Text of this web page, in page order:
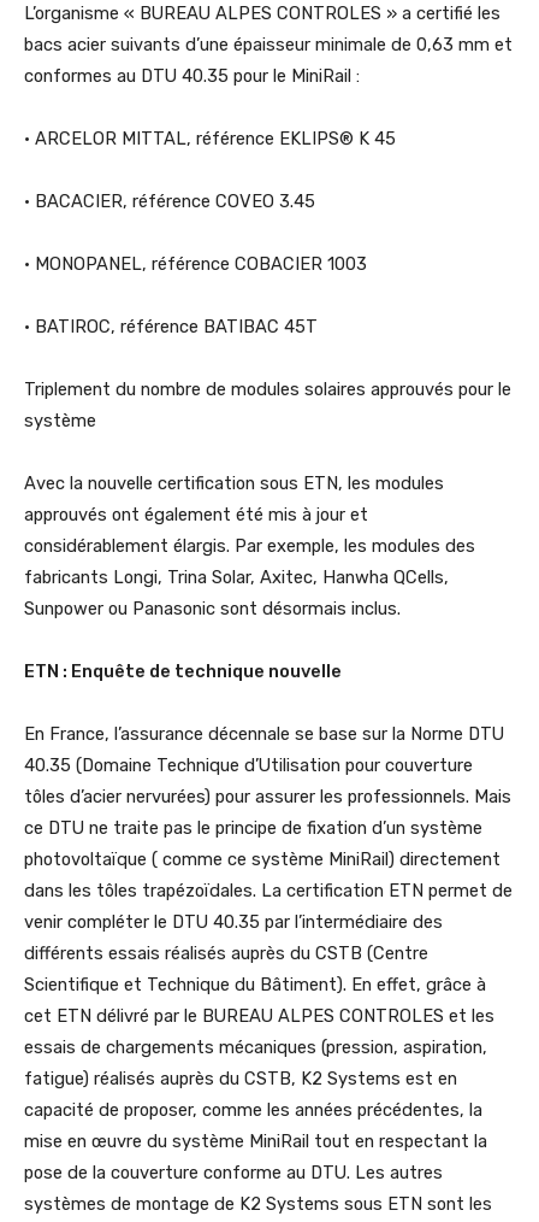
L’organisme « BUREAU ALPES CONTROLES » a certifié les
bacs acier suivants d’une épaisseur minimale de 0,63 mm et
conformes au DTU 40.35 pour le MiniRail :
• ARCELOR MITTAL, référence EKLIPS® K 45
• BACACIER, référence COVEO 3.45
• MONOPANEL, référence COBACIER 1003
• BATIROC, référence BATIBAC 45T
Triplement du nombre de modules solaires approuvés pour le
système
Avec la nouvelle certification sous ETN, les modules
approuvés ont également été mis à jour et
considérablement élargis. Par exemple, les modules des
fabricants Longi, Trina Solar, Axitec, Hanwha QCells,
Sunpower ou Panasonic sont désormais inclus.
ETN : Enquête de technique nouvelle
En France, l’assurance décennale se base sur la Norme DTU
40.35 (Domaine Technique d’Utilisation pour couverture
tôles d’acier nervurées) pour assurer les professionnels. Mais
ce DTU ne traite pas le principe de fixation d’un système
photovoltaïque ( comme ce système MiniRail) directement
dans les tôles trapézoïdales. La certification ETN permet de
venir compléter le DTU 40.35 par l’intermédiaire des
différents essais réalisés auprès du CSTB (Centre
Scientifique et Technique du Bâtiment). En effet, grâce à
cet ETN délivré par le BUREAU ALPES CONTROLES et les
essais de chargements mécaniques (pression, aspiration,
fatigue) réalisés auprès du CSTB, K2 Systems est en
capacité de proposer, comme les années précédentes, la
mise en œuvre du système MiniRail tout en respectant la
pose de la couverture conforme au DTU. Les autres
systèmes de montage de K2 Systems sous ETN sont les